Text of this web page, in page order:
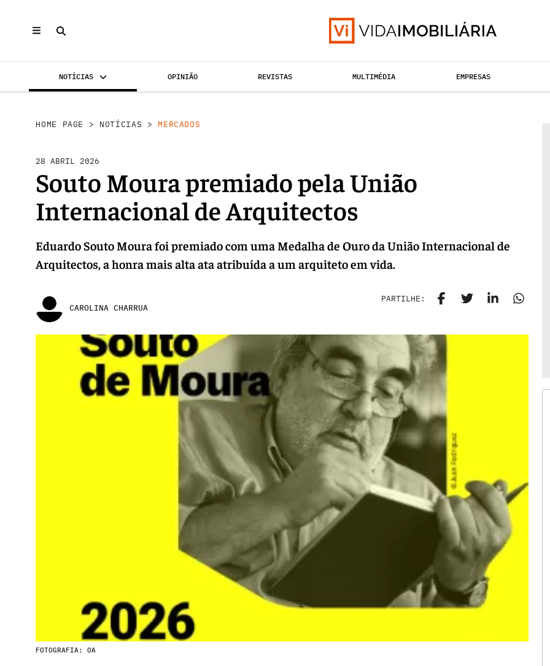
NOTÍCIAS OPINIÃO REVISTAS MULTIMÉDIA EMPRESAS
HOME PAGE > NOTÍCIAS >MERCADOS
28 ABRIL 2026
Souto Moura premiado pela União
Internacional de Arquitectos
Eduardo Souto Moura foi premiado com uma Medalha de Ouro da União Internacional de
Arquitectos, a honra mais alta ata atribuída a um arquiteto em vida.
CAROLINA CHARRUA
PARTILHE:
FOTOGRAFIA: OA